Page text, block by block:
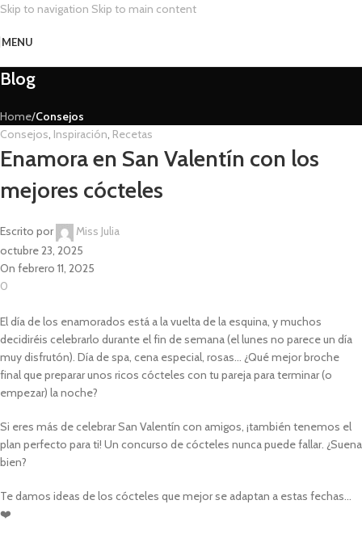
Skip to navigation Skip to main content
MENU
Blog
Home/Consejos
Consejos, Inspiración, Recetas
Enamora en San Valentín con los
mejores cócteles
Escrito por
Miss Julia
octubre 23, 2025
On febrero 11, 2025
0
El día de los enamorados está a la vuelta de la esquina, y muchos
decidiréis celebrarlo durante el fin de semana (el lunes no parece un día
muy disfrutón). Día de spa, cena especial, rosas… ¿Qué mejor broche
final que preparar unos ricos cócteles con tu pareja para terminar (o
empezar) la noche?
Si eres más de celebrar San Valentín con amigos, ¡también tenemos el
plan perfecto para ti! Un concurso de cócteles nunca puede fallar. ¿Suena
bien?
Te damos ideas de los cócteles que mejor se adaptan a estas fechas…
❤️